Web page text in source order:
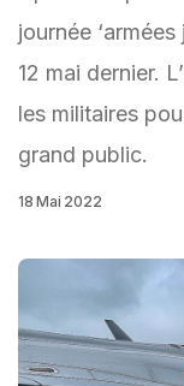
journée
12 mai dernier.
les militaires
grand public.
18 Mai 2022